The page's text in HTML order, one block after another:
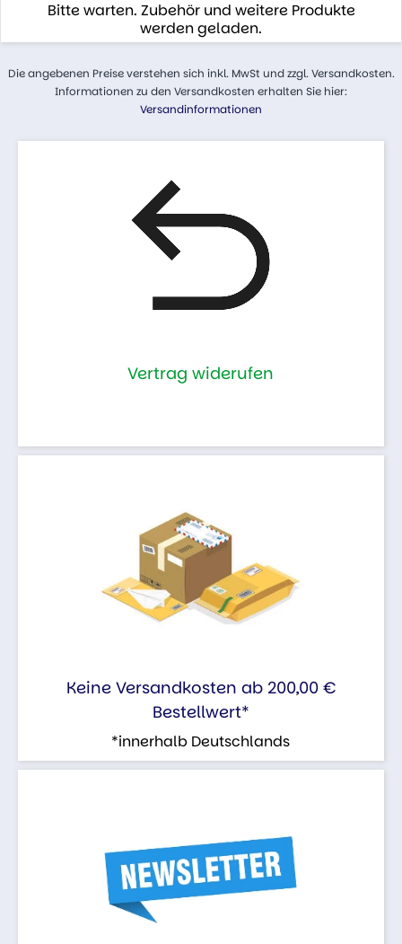
Bitte warten. Zubehör und weitere Produkte
werden geladen.
Die angebenen Preise verstehen sich inkl. MwSt und zzgl. Versandkosten.
Informationen zu den Versandkosten erhalten Sie hier:
Versandinformationen
Vertrag widerufen
Keine Versandkosten ab 200,00 €
Bestellwert*
*innerhalb Deutschlands